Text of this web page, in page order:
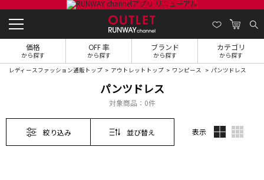
価格
から探す
OFF 率
から探す
ブランド
から探す
カテゴリ
から探す
レディースファッション通販トップ アウトレットトップ ワンピース パンツドレス
パンツドレス
対象商品： 0件
絞り込み 並び替え 表示